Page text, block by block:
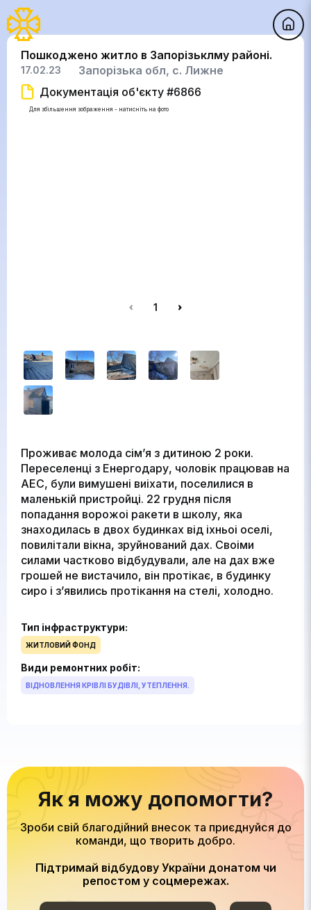
Для збільшення зображення - натисніть на фото
1
Пошкоджено житло в Запорізьклму районі.
17.02.23
Запорізька обл, с. Лижне
Документація об'єкту #6866
Тип інфраструктури:
ЖИТЛОВИЙ ФОНД
Види ремонтних робіт:
ВІДНОВЛЕННЯ КРІВЛІ БУДІВЛІ, УТЕПЛЕННЯ.
Проживає молода сім’я з дитиною 2 роки.
Переселенці з Енергодару, чоловік працював на
АЕС, були вимушені виіхати, поселилися в
маленькій пристройці. 22 грудня після
попадання ворожоі ракети в школу, яка
знаходилась в двох будинках від іхньоі оселі,
повилітали вікна, зруйнований дах. Своіми
силами частково відбудували, але на дах вже
грошей не вистачило, він протікає, в будинку
сиро і з’явились протікання на стелі, холодно.
Як я можу допомогти?
Зроби свій благодійний внесок та приєднуйся до
команди, що творить добро.
Підтримай відбудову України донатом чи
репостом у соцмережах.